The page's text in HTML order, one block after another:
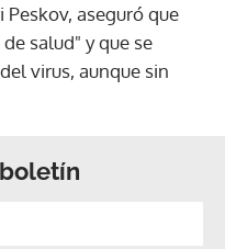
aseguró que
salud" y que se
virus, aunque sin